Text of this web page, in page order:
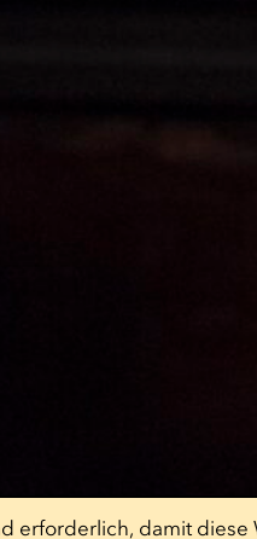
erforderlich, damit